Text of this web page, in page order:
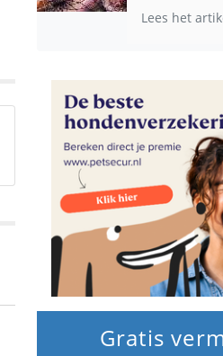
Lees het
Gratis